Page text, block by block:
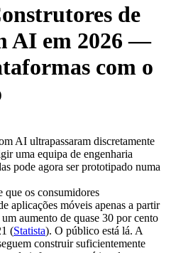
de
AI em 2026 —
com o
AI ultrapassaram discretamente
uma equipa de engenharia
pode agora ser prototipado numa
que os consumidores
aplicações móveis apenas a partir
aumento de quase 30 por cento
(Statista). O público está lá. A
construir suficientemente